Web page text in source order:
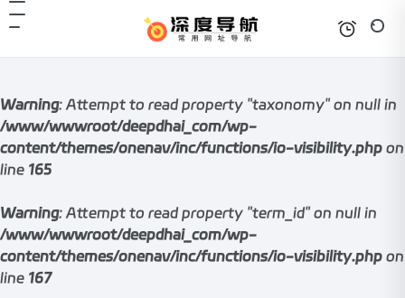
Warning: Attempt to read property "taxonomy" on null in
/www/wwwroot/deepdhai_com/wp-
content/themes/onenav/inc/functions/io-visibility.php on
line 165
Warning: Attempt to read property "term_id" on null in
/www/wwwroot/deepdhai_com/wp-
content/themes/onenav/inc/functions/io-visibility.php on
line 167